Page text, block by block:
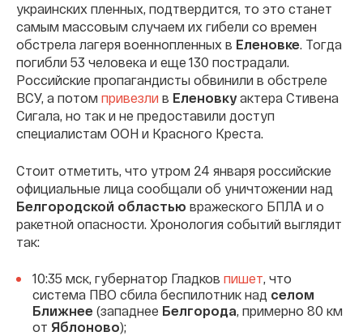
украинских пленных, подтвердится, то это станет
самым массовым случаем их гибели со времен
обстрела лагеря военнопленных в Еленовке. Тогда
погибли 53 человека и еще 130 пострадали.
Российские пропагандисты обвинили в обстреле
ВСУ, а потом привезли в Еленовкуактера Стивена
Сигала, но так и не предоставили доступ
специалистам ООН и Красного Креста.
Стоит отметить, что утром 24 января российские
официальные лица сообщали об уничтожении над
Белгородской областью вражеского БПЛА и о
ракетной опасности. Хронология событий выглядит
так:
10:35 мск, губернатор Гладков пишет, что
система ПВО сбила беспилотник над селом
Ближнее (западнее Белгорода, примерно 80 км
от Яблоново);